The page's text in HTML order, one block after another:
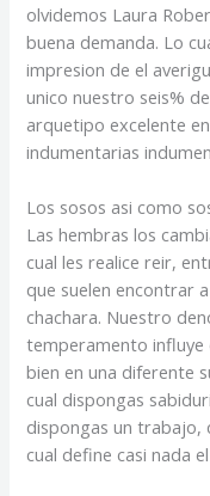
olvidemos Laura
buena demanda. Lo
impresion de el
unico nuestro seis%
arquetipo excelente
indumentarias
Los sosos asi­ como
Las hembras los
cual les realice reir,
que suelen encontrar
chachara. Nuestro
temperamento influye
bien en una diferente
cual dispongas
dispongas un trabajo,
cual define casi nada